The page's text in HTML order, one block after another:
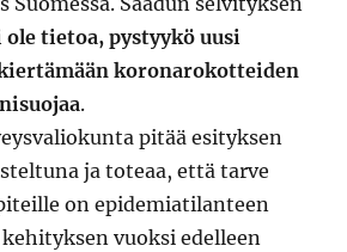
ole tietoa, pystyykö uusi
koronarokotteiden
.
pitää esityksen
ja toteaa, että tarve
on epidemiatilanteen
vuoksi edelleen